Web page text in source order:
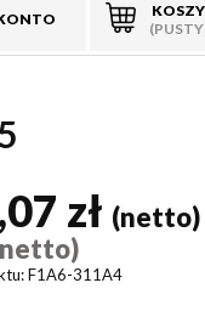
zł (netto)
F1A6-311A4